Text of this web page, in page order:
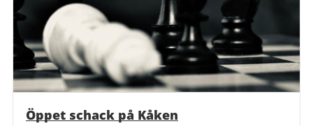
Öppet schack på Kåken